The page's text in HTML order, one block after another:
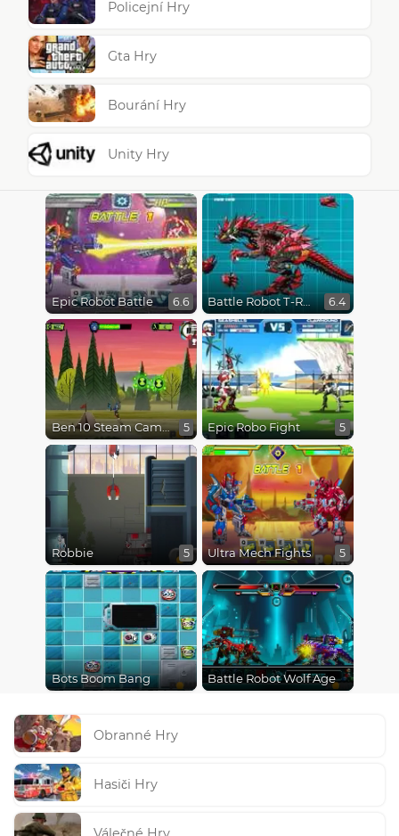
Policejní Hry
Gta Hry
Bourání Hry
Unity Hry
Epic Robot Battle 6.6 Battle Robot T-Rex Age 6.4
Ben 10 Steam Camp 5 Epic Robo Fight 5
Robbie 5 Ultra Mech Fights 5
Bots Boom Bang Battle Robot Wolf Age
Obranné Hry
Hasiči Hry